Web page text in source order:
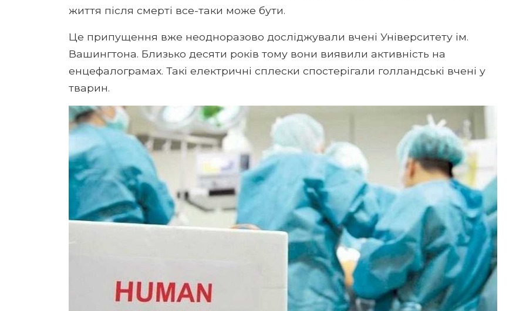
життя після смерті все-таки може бути.
Це припущення вже неодноразово досліджували вчені Університету ім.
Вашингтона. Близько десяти років тому вони виявили активність на
енцефалограмах. Такі електричні сплески спостерігали голландські вчені у
тварин.